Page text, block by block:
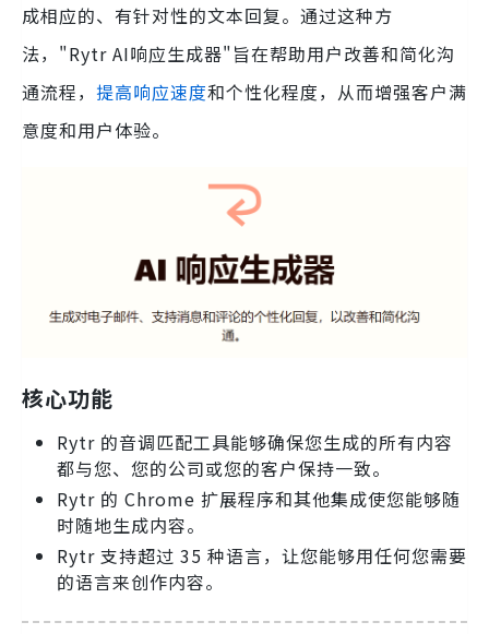
成相应的、有针对性的文本回复。通过这种方
法，"Rytr AI响应生成器"旨在帮助用户改善和简化沟
通流程， 提高响应速度和个性化程度，从而增强客户满
意度和用户体验。
核心功能
Rytr 的音调匹配工具能够确保您生成的所有内容
都与您、您的公司或您的客户保持一致。
Rytr 的 Chrome 扩展程序和其他集成使您能够随
时随地生成内容。
Rytr 支持超过 35 种语言，让您能够用任何您需要
的语言来创作内容。